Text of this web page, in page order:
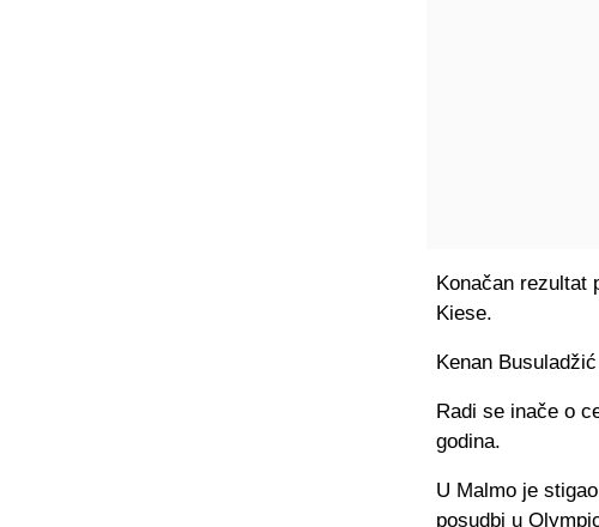
Konačan rezultat
Kiese.
Kenan
Radi se inače o
godina.
U Malmo je
posudbi u